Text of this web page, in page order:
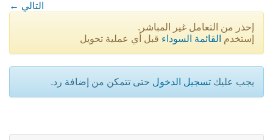
← التالي
إحذر من التعامل غير المباشر.
إستخدم القائمة السوداء قبل أي عملية تحويل
يجب عليك تسجيل الدخول حتى تتمكن من إضافة رد.